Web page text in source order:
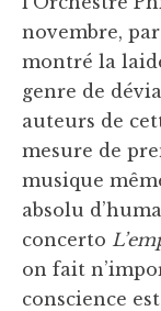
novembre,
montré la
genre de
auteurs de
mesure de
musique
absolu
concerto
on fait
conscience